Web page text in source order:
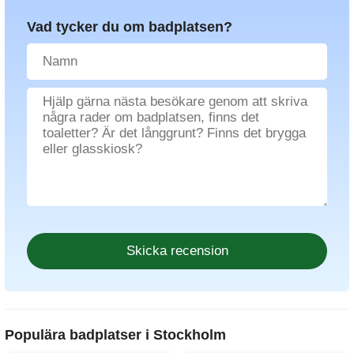
Vad tycker du om badplatsen?
Populära badplatser i Stockholm